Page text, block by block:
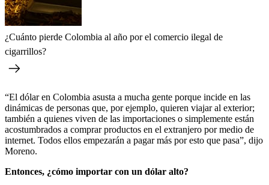
¿Cuánto pierde Colombia al año por el comercio ilegal de
cigarrillos?
“El dólar en Colombia asusta a mucha gente porque incide en las
dinámicas de personas que, por ejemplo, quieren viajar al exterior;
también a quienes viven de las importaciones o simplemente están
acostumbrados a comprar productos en el extranjero por medio de
internet. Todos ellos empezarán a pagar más por esto que pasa”, dijo
Moreno.
Entonces, ¿cómo importar con un dólar alto?